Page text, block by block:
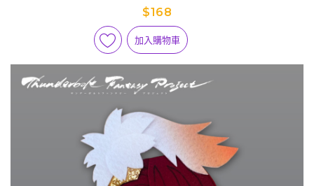
$168
加入購物車